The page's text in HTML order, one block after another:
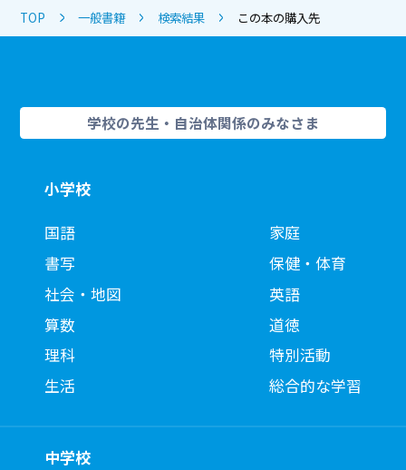
TOP 一般書籍 検索結果 この本の購入先
学校の先生・自治体関係のみなさま
小学校
国語
書写
社会・地図
算数
理科
生活
家庭
保健・体育
英語
道徳
特別活動
総合的な学習
中学校